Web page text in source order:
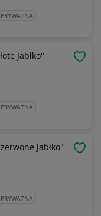
Jabłko"
Jabłko"